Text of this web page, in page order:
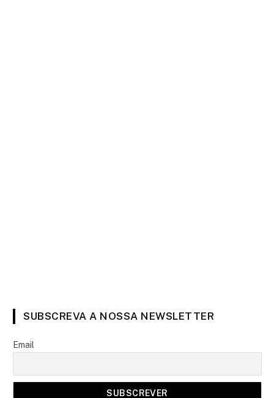
SUBSCREVA A NOSSA NEWSLETTER
Email